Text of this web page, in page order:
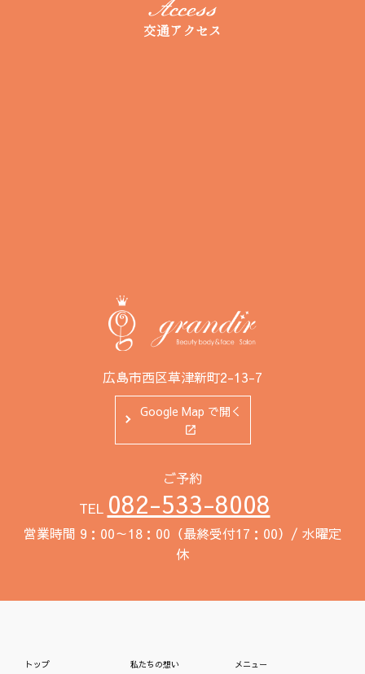
交通アクセス
広島市西区草津新町2-13-7
Google Map で開く
ご予約
TEL 082-533-8008
営業時間 9：00～18：00（最終受付17：00）/ 水曜定
休
トップ 私たちの想い メニュー